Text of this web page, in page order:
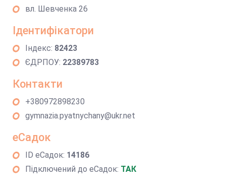
вл. Шевченка 26
Ідентифікатори
Індекс: 82423
ЄДРПОУ: 22389783
Контакти
+380972898230
gymnazia.pyatnychany@ukr.net
еСадок
ID еСадок: 14186
Підключений до еСадок: ТАК